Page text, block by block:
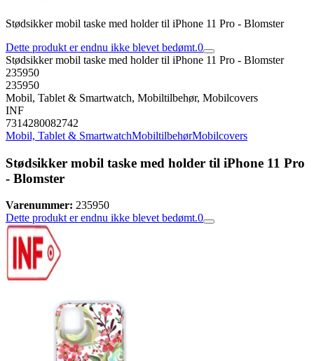
Stødsikker mobil taske med holder til iPhone 11 Pro - Blomster
Dette produkt er endnu ikke blevet bedømt.0
Stødsikker mobil taske med holder til iPhone 11 Pro - Blomster
235950
235950
Mobil, Tablet & Smartwatch, Mobiltilbehør, Mobilcovers
INF
7314280082742
Mobil, Tablet & SmartwatchMobiltilbehørMobilcovers
Stødsikker mobil taske med holder til iPhone 11 Pro
- Blomster
Varenummer: 235950
Dette produkt er endnu ikke blevet bedømt.0